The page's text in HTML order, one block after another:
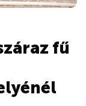
fű